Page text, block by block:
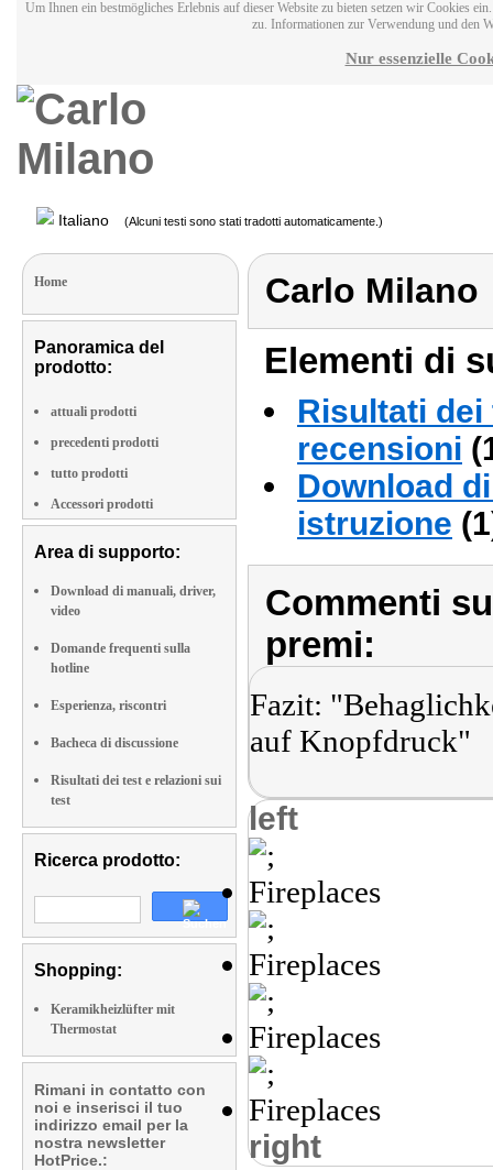
Um Ihnen ein bestmögliches Erlebnis auf dieser Website zu bieten setzen wir Cookies
zu. Informationen zur Verwendung und den
Nur essenzielle
Italiano (Alcuni testi sono stati tradotti automaticamente.)
Home
Panoramica del
prodotto:
attuali prodotti
precedenti prodotti
tutto prodotti
Accessori prodotti
Area di supporto:
Download di manuali, driver,
video
Domande frequenti sulla
hotline
Esperienza, riscontri
Bacheca di discussione
Risultati dei test e relazioni sui
test
Ricerca prodotto:
Shopping:
Keramikheizlüfter mit
Thermostat
Rimani in contatto con
noi e inserisci il tuo
indirizzo email per la
nostra newsletter
HotPrice.:
Carlo Milano
Elementi di
Risultati
recensioni
Download
istruzione
Commenti
premi:
Fazit:
auf Knopfdruck"
left
right